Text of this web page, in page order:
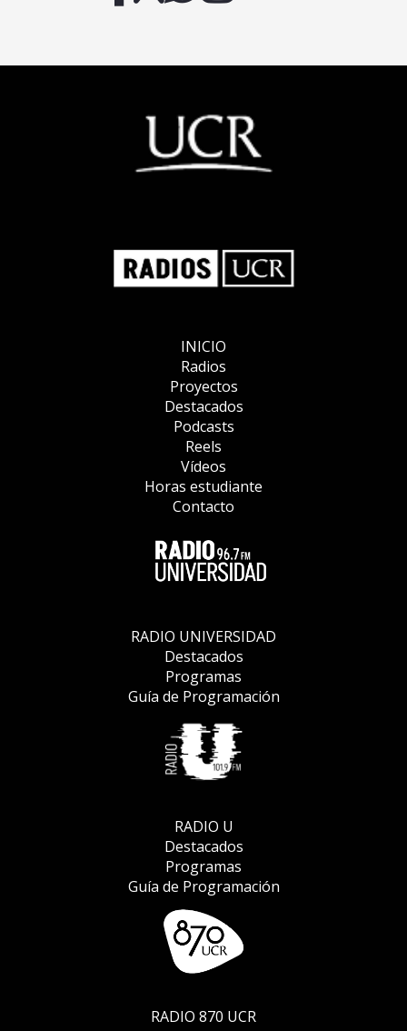
INICIO
Radios
Proyectos
Destacados
Podcasts
Reels
Vídeos
Horas estudiante
Contacto
RADIO UNIVERSIDAD
Destacados
Programas
Guía de Programación
RADIO U
Destacados
Programas
Guía de Programación
RADIO 870 UCR